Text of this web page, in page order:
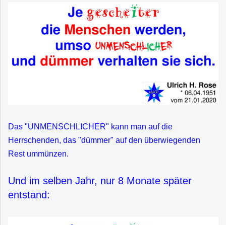
Das "UNMENSCHLICHER" kann man auf die
Herrschenden, das "dümmer" auf den überwiegenden
Rest ummünzen.
Und im selben Jahr, nur 8 Monate später
entstand: